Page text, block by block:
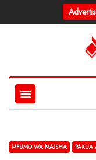
MFUMO WA MAISHA PAKUA